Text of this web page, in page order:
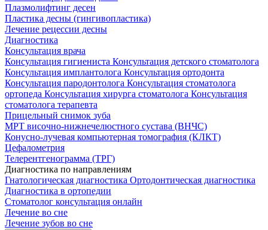
Плазмолифтинг десен
Пластика десны (гингивопластика)
Лечение рецессии десны
Диагностика
Консультация врача
Консультация гигиениста Консультация детского стоматолога
Консультация имплантолога Консультация ортодонта
Консультация пародонтолога Консультация стоматолога
ортопеда Консультация хирурга стоматолога Консультация
стоматолога терапевта
Прицельный снимок зуба
МРТ височно-нижнечелюстного сустава (ВНЧС)
Конусно-лучевая компьютерная томография (КЛКТ)
Цефалометрия
Телерентгенограмма (ТРГ)
Диагностика по направлениям
Гнатологическая диагностика Ортодонтическая диагностика
Диагностика в ортопедии
Стоматолог консультация онлайн
Лечение во сне
Лечение зубов во сне